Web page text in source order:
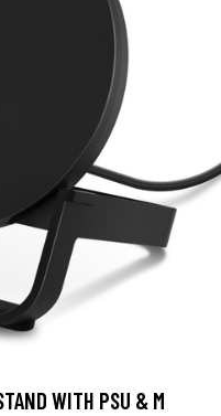
WITH PSU & M